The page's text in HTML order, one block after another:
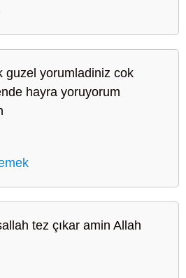
guzel yorumladiniz cok
hayra yoruyorum
tez çıkar amin Allah